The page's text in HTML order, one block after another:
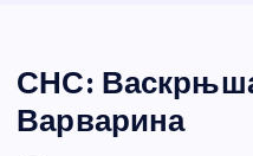
СНС: Васкрњша
Варварина